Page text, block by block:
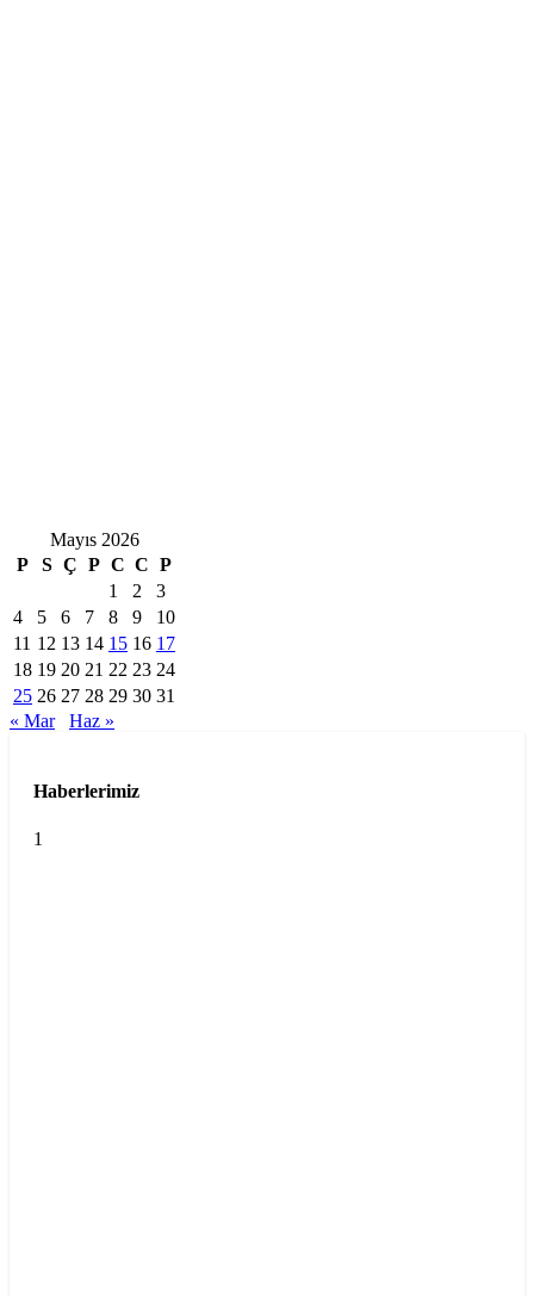
Mayıs 2026
P
S Ç P C C P
1
2
3
4
5 6 7 8 9
10
11 12 13 14 15 16 17
18 19 20 21 22 23 24
25 26 27 28 29 30 31
« Mar
Haz »
Haberlerimiz
1